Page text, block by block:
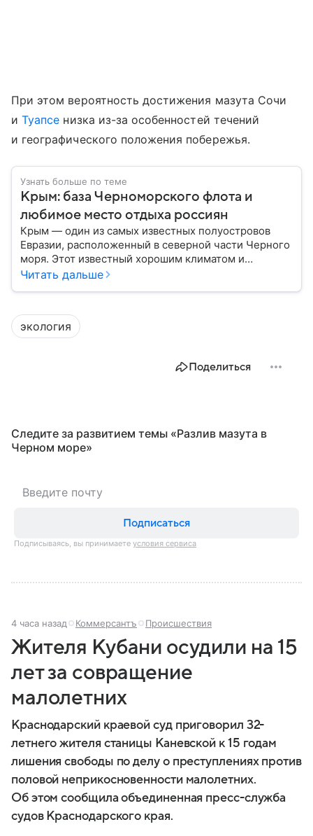
При этом вероятность достижения мазута Сочи
иТуапсе низка из-за особенностей течений
и географического положения побережья.
Узнать больше по теме
Крым: база Черноморского флота и
любимое место отдыха россиян
Крым — один из самых известных полуостровов
Евразии, расположенный в северной части Черного
моря. Этот известный хорошим климатом и
красивой природой регион имеет также огромное
государства к другому, а его географическое
положение сделало полуостров ключевой точкой
по контролю Черного моря.
Читать дальше
экология
Поделиться
Следите за развитием темы «Разлив мазута в
Черном море»
Подписаться
Подписываясь, вы принимаете условия сервиса
4 часа назад Коммерсантъ Происшествия
Жителя Кубани осудили на 15
лет за совращение
малолетних
Краснодарский краевой суд приговорил 32-
летнего жителя станицы Каневской к 15 годам
лишения свободы по делу о преступлениях против
половой неприкосновенности малолетних.
Об этом сообщила объединенная пресс-служба
судов Краснодарского края.